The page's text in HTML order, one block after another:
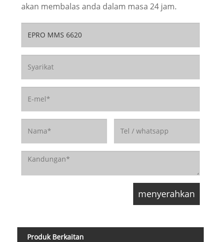
akan membalas anda dalam masa 24 jam.
Produk Berkaitan